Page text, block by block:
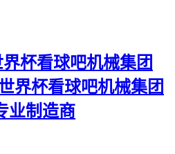
杯看球吧机械集团